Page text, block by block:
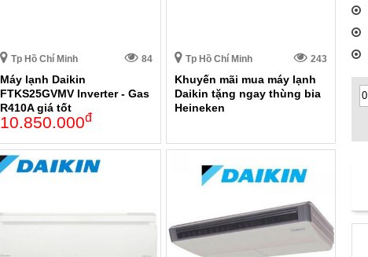
Tp Hồ Chí Minh 84
Máy lạnh Daikin
FTKS25GVMV Inverter - Gas
R410A giá tốt
10.850.000đ
Tp Hồ Chí Minh 243
Khuyến mãi mua máy lạnh
Daikin tặng ngay thùng bia
Heineken